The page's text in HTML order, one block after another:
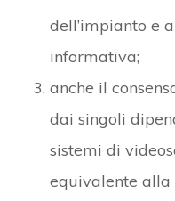
dell’impianto e
informativa;
anche il
dai singoli
sistemi di
equivalente alla